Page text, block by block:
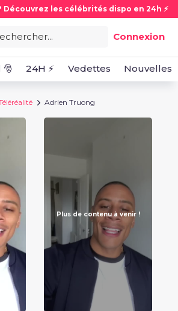
Découvrez les célébrités dispo en 24h ⚡
Connexion
🎅 24H ⚡ Vedettes Nouvelles
Adrien Truong
Plus de contenu à venir !